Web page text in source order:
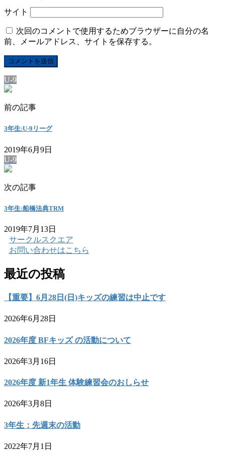
サイト
次回のコメントで使用するためブラウザーに自分の名
前、メールアドレス、サイトを保存する。
U-9
前の記事
3年生:U-9リーグ
2019年6月9日
U-9
次の記事
3年生:船橋法典TRM
2019年7月13日
サークルスクエア
お問い合わせはこちら
最近の投稿
【重要】6月28日(日)キッズの練習は中止です
2026年6月28日
2026年度 BFキッズ の活動について
2026年3月16日
2026年度 新1年生 体験練習会のおしらせ
2026年3月8日
3年生：先週末の活動
2022年7月1日